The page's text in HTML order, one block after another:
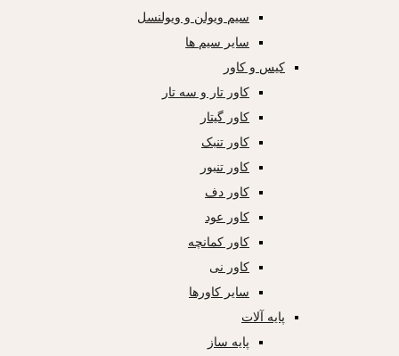
سیم ویولن و ویولنسل
سایر سیم ها
کیس و کاور
کاور تار و سه تار
کاور گیتار
کاور تنبک
کاور تنبور
کاور دف
کاور عود
کاور کمانچه
کاور نی
سایر کاورها
پایه آلات
پایه ساز